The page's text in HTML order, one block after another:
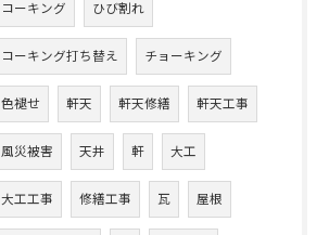
コーキング ひび割れ
コーキング打ち替え チョーキング
色褪せ 軒天 軒天修繕 軒天工事
風災被害 天井 軒 大工
大工工事 修繕工事 瓦 屋根